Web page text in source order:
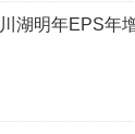
湖明年EPS年